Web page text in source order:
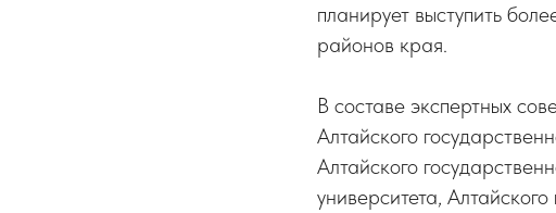
планирует выступить
районов края.
В составе экспертных
Алтайского
Алтайского
университета,